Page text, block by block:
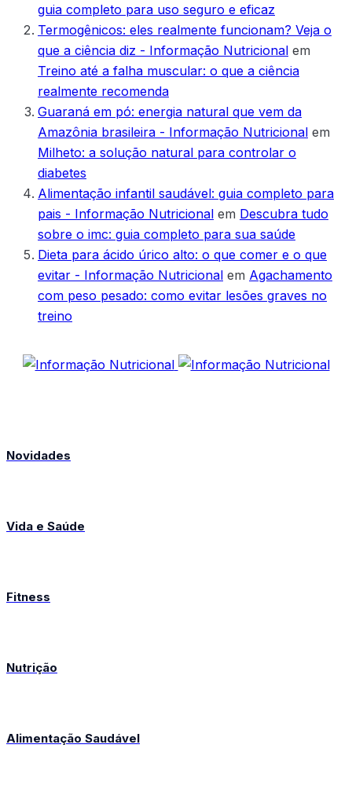
guia completo para uso seguro e eficaz
Termogênicos: eles realmente funcionam? Veja o
que a ciência diz - Informação Nutricional em
Treino até a falha muscular: o que a ciência
realmente recomenda
Guaraná em pó: energia natural que vem da
Amazônia brasileira - Informação Nutricional em
Milheto: a solução natural para controlar o
diabetes
Alimentação infantil saudável: guia completo para
pais - Informação Nutricional em Descubra tudo
sobre o imc: guia completo para sua saúde
Dieta para ácido úrico alto: o que comer e o que
evitar - Informação Nutricional em Agachamento
com peso pesado: como evitar lesões graves no
treino
Novidades
Vida e Saúde
Fitness
Nutrição
Alimentação Saudável